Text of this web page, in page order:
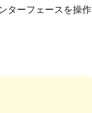
ターフェースを操作